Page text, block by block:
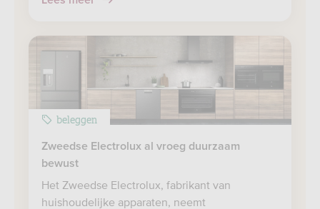
beleggen
Zweedse Electrolux al vroeg duurzaam
bewust
Het Zweedse Electrolux, fabrikant van
huishoudelijke apparaten, neemt